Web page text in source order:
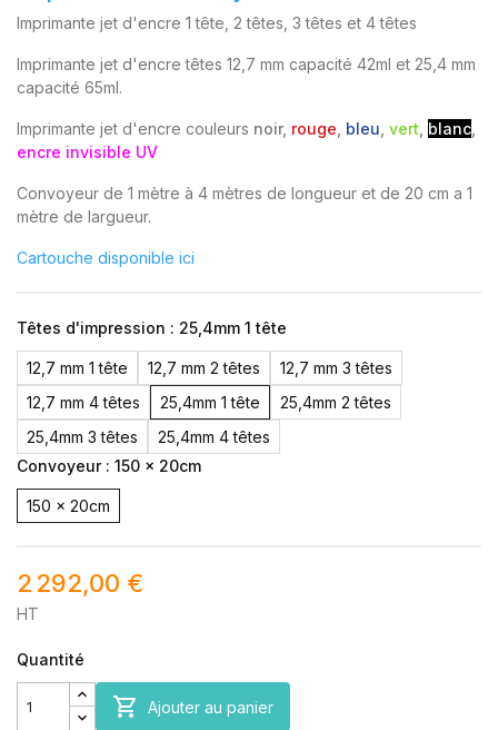
Imprimante jet d'encre 1 tête, 2 têtes, 3 têtes et 4 têtes
Imprimante jet d'encre têtes 12,7 mm capacité 42ml et 25,4 mm
capacité 65ml.
Imprimante jet d'encre couleurs noir, rouge bleu vert blanc
encre invisible UV
Convoyeur de 1 mètre à 4 mètres de longueur et de 20 cm a 1
mètre de largueur.
Cartouche disponible ici
Têtes d'impression : 25,4mm 1 tête
12,7 mm 1 tête 12,7 mm 2 têtes
12,7 mm 3 têtes
12,7 mm 4 têtes
25,4mm 1 tête
25,4mm 2 têtes
25,4mm 3 têtes
25,4mm 4 têtes
Convoyeur : 150 x 20cm
150 x 20cm
2 292,00 €
HT
Quantité
 Ajouter au panier